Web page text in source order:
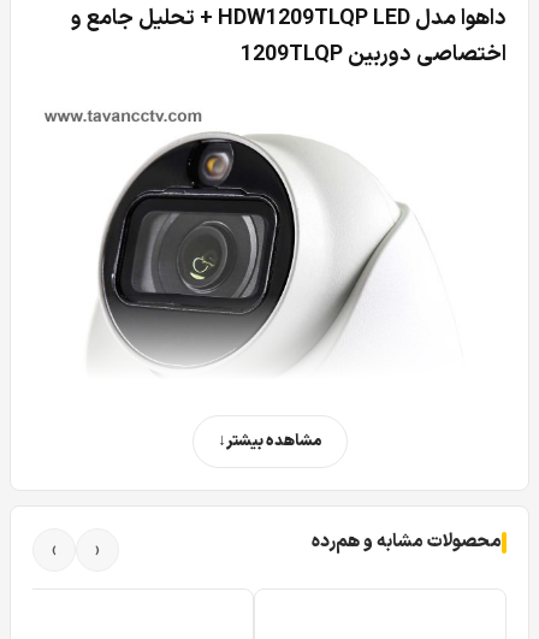
داهوا مدل HDW1209TLQP LED + تحلیل جامع و
اختصاصی دوربین 1209TLQP
مشاهده بیشتر
محصولات مشابه و هم‌رده ‹
›